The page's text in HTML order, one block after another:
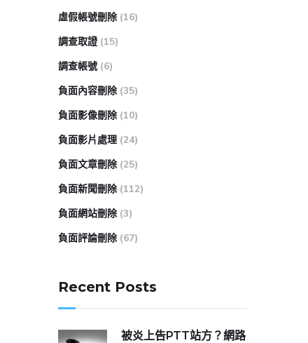
虛假帳號刪除 (16)
調查取證 (15)
調查帳號 (6)
負面內容刪除 (35)
負面影像刪除 (10)
負面影片處理 (24)
負面文章刪除 (25)
負面新聞刪除 (112)
負面網站刪除 (3)
負面評論刪除 (67)
Recent Posts
被炎上告PTT站方？網路